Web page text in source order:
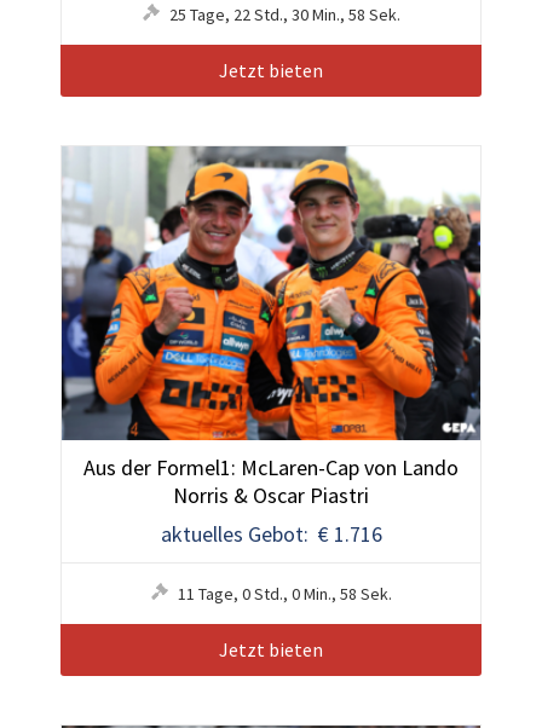
25 Tage, 22Std., 30Min., 55 Sek.
Jetzt bieten
Aus der Formel1: McLaren-Cap von Lando
Norris & Oscar Piastri
aktuelles Gebot: € 1.716
11 Tage, 0Std., 0Min., 55 Sek.
Jetzt bieten